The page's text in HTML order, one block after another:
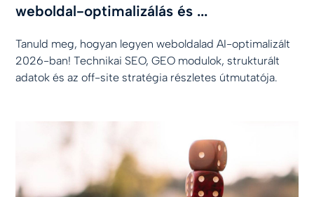
weboldal-optimalizálás és ...
Tanuld meg, hogyan legyen weboldalad AI-optimalizált
2026-ban! Technikai SEO, GEO modulok, strukturált
adatok és az off-site stratégia részletes útmutatója.